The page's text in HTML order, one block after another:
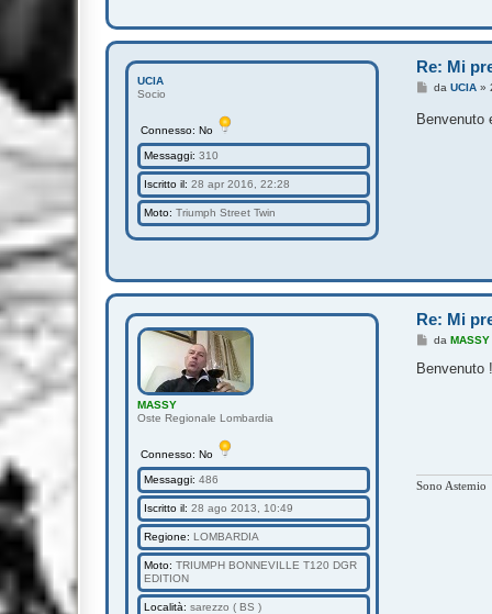
UCIA
Socio
Connesso: No
Messaggi: 310
Iscritto il: 28 apr 2016, 22:28
Moto: Triumph Street Twin
Re: Mi
M
s
daUCIA »
Benvenuto
MASSY
Oste Regionale Lombardia
Connesso: No
Messaggi: 486
Iscritto il: 28 ago 2013, 10:49
Regione: LOMBARDIA
Moto: TRIUMPH BONNEVILLE T120 DGR
EDITION
Località: sarezzo ( BS )
Re: Mi
M
s
daMASSY
Benvenuto
Sono Astemio